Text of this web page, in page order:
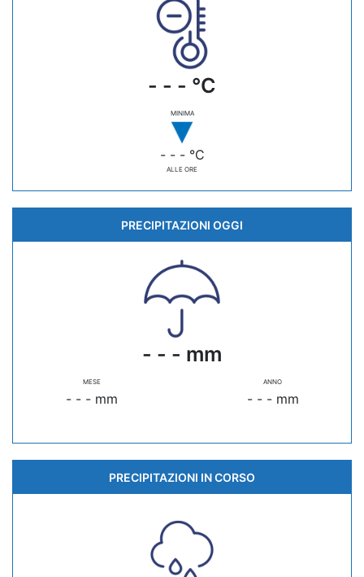
- - - °C
MINIMA
- - - °C
ALLE ORE
PRECIPITAZIONI OGGI
- - - mm
MESE
- - - mm
ANNO
- - - mm
PRECIPITAZIONI IN CORSO